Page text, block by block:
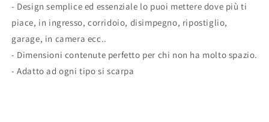
- Design semplice ed essenziale lo puoi mettere dove più ti
piace, in ingresso, corridoio, disimpegno, ripostiglio,
garage, in camera ecc..
- Dimensioni contenute perfetto per chi non ha molto spazio.
- Adatto ad ogni tipo si scarpa